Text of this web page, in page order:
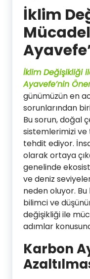
İklim
İklim Değişikliği
Ayavefe’nin
günümüzün en
sorunlarından
Bu sorun, doğal
sistemlerimizi ve
tehdit ediyor.
olarak ortaya
genelinde
ve deniz
neden oluyor.
bilimci ve
değişikliği ile
adımlar
Karbon